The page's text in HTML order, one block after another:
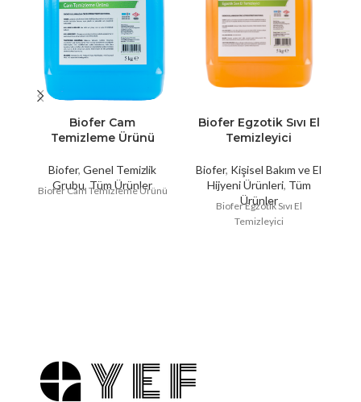
Biofer Cam
Temizleme Ürünü
Biofer, Genel Temizlik
Grubu,Tüm Ürünler
Biofer Cam Temizleme Ürünü
Biofer Egzotik Sıvı El
Temizleyici
Biofer, Kişisel Bakım ve El
Hijyeni Ürünleri, Tüm
Ürünler
Biofer Egzotik Sıvı El
Temizleyici